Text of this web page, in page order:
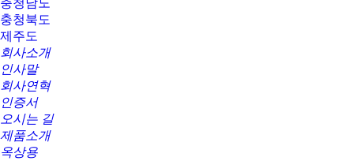
충청남도
충청북도
제주도
회사소개
인사말
회사연혁
인증서
오시는 길
제품소개
옥상용